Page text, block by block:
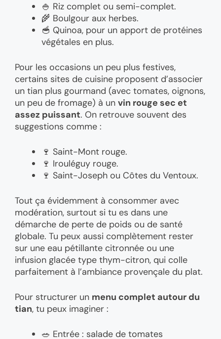
🍚 Riz complet ou semi-complet.
🌾 Boulgour aux herbes.
🥣 Quinoa, pour un apport de protéines
végétales en plus.
Pour les occasions un peu plus festives,
certains sites de cuisine proposent d’associer
un tian plus gourmand (avec tomates, oignons,
un peu de fromage) à un vin rouge sec et
assez puissant. On retrouve souvent des
suggestions comme :
🍷 Saint-Mont rouge.
🍷 Irouléguy rouge.
🍷 Saint-Joseph ou Côtes du Ventoux.
Tout ça évidemment à consommer avec
modération, surtout si tu es dans une
démarche de perte de poids ou de santé
globale. Tu peux aussi complètement rester
sur une eau pétillante citronnée ou une
infusion glacée type thym-citron, qui colle
parfaitement à l’ambiance provençale du plat.
Pour structurer un menu complet autour du
tian, tu peux imaginer :
🥗 Entrée : salade de tomates